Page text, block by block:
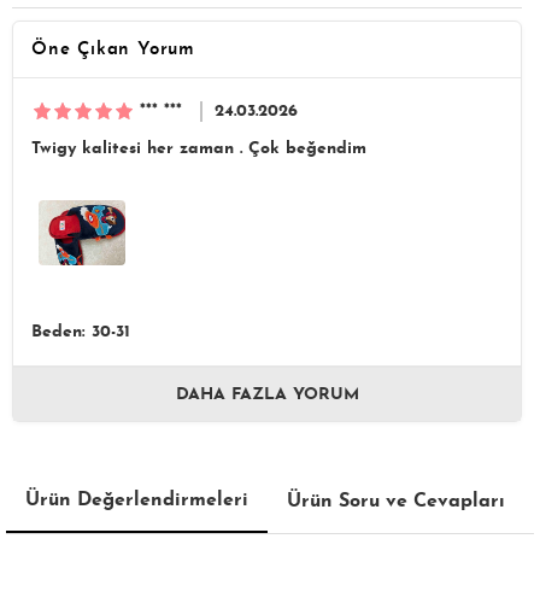
Öne Çıkan Yorum
*** *** 24.03.2026
Twigy kalitesi her zaman . Çok beğendim
Beden: 30-31
DAHA FAZLA YORUM
Ürün Değerlendirmeleri Ürün Soru ve Cevapları